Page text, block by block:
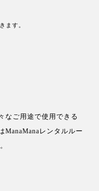
ます。
なご用途で使用できる
ManaManaレンタルルー